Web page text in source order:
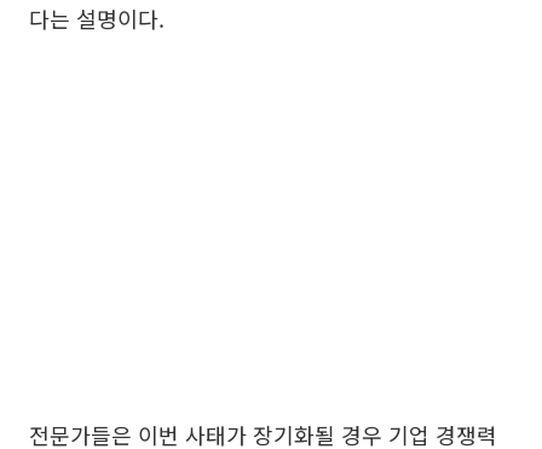
다는 설명이다.
전문가들은 이번 사태가 장기화될 경우 기업 경쟁력